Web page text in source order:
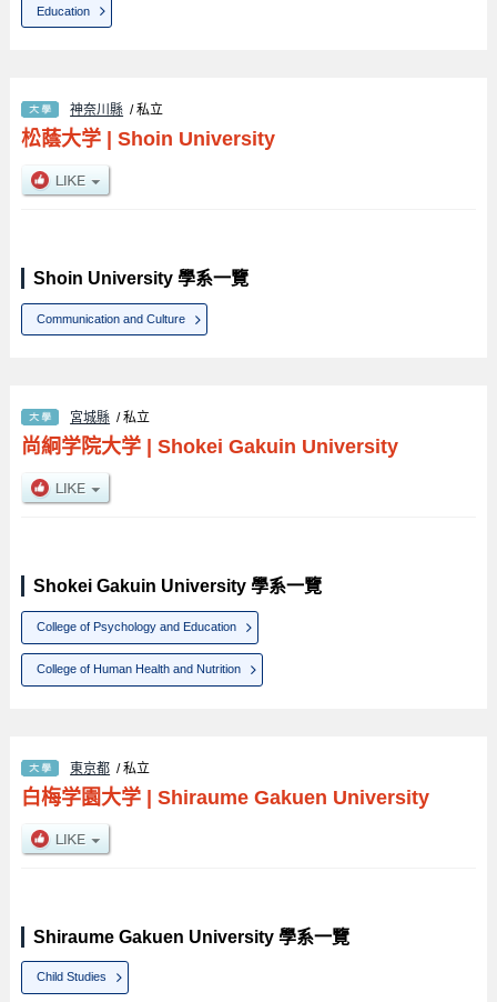
Education
神奈川縣 / 私立
松蔭大学| Shoin University
Shoin University 學系一覽
Communication and Culture
宮城縣 / 私立
尚絅学院大学| Shokei Gakuin University
Shokei Gakuin University 學系一覽
College of Psychology and Education
College of Human Health and Nutrition
東京都 / 私立
白梅学園大学| Shiraume Gakuen University
Shiraume Gakuen University 學系一覽
Child Studies